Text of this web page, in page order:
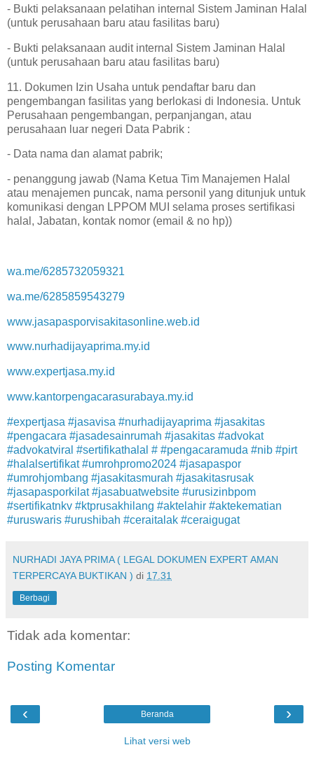
- Bukti pelaksanaan pelatihan internal Sistem Jaminan Halal
(untuk perusahaan baru atau fasilitas baru)
- Bukti pelaksanaan audit internal Sistem Jaminan Halal
(untuk perusahaan baru atau fasilitas baru)
11. Dokumen Izin Usaha untuk pendaftar baru dan
pengembangan fasilitas yang berlokasi di Indonesia. Untuk
Perusahaan pengembangan, perpanjangan, atau
perusahaan luar negeri Data Pabrik :
- Data nama dan alamat pabrik;
- penanggung jawab (Nama Ketua Tim Manajemen Halal
atau menajemen puncak, nama personil yang ditunjuk untuk
komunikasi dengan LPPOM MUI selama proses sertifikasi
halal, Jabatan, kontak nomor (email & no hp))
wa.me/6285732059321
wa.me/6285859543279
www.jasapasporvisakitasonline.web.id
www.nurhadijayaprima.my.id
www.expertjasa.my.id
www.kantorpengacarasurabaya.my.id
#expertjasa #jasavisa #nurhadijayaprima #jasakitas
#pengacara #jasadesainrumah #jasakitas #advokat
#advokatviral #sertifikathalal # #pengacaramuda #nib #pirt
#halalsertifikat #umrohpromo2024 #jasapaspor
#umrohjombang #jasakitasmurah #jasakitasrusak
#jasapasporkilat #jasabuatwebsite #urusizinbpom
#sertifikatnkv #ktprusakhilang #aktelahir #aktekematian
#uruswaris #urushibah #ceraitalak #ceraigugat
NURHADI JAYA PRIMA ( LEGAL DOKUMEN EXPERT AMAN
TERPERCAYA BUKTIKAN ) di 17.31
Berbagi
Tidak ada komentar:
Posting Komentar
‹ ›
Beranda
Lihat versi web